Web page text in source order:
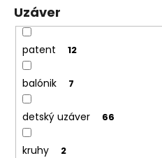
Uzáver
patent 12
balónik 7
detský uzáver 66
kruhy 2